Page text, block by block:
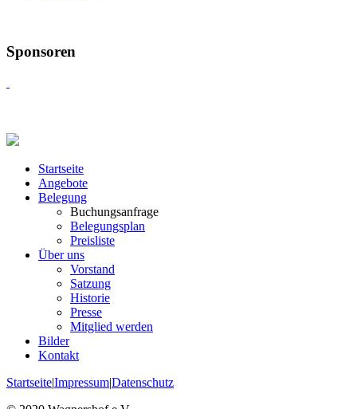
Sponsoren
Startseite
Angebote
Belegung
Buchungsanfrage
Belegungsplan
Preisliste
Über uns
Vorstand
Satzung
Historie
Presse
Mitglied werden
Bilder
Kontakt
Startseite|Impressum|Datenschutz